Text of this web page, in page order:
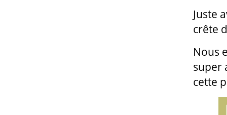
Juste
crête
Nous
super
cette